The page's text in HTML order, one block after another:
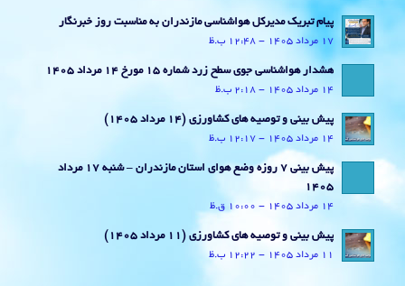
پیام تبریک مدیرکل هواشناسی مازندران به مناسبت روز خبرنگار
17 مرداد 1405 - 12:48 ب.ظ
هشدار هواشناسی جوی سطح زرد شماره 15 مورخ 14 مرداد 1405
14 مرداد 1405 - 2:18 ب.ظ
پیش بینی و توصیه های کشاورزی (14 مرداد ۱۴۰۵)
14 مرداد 1405 - 12:17 ب.ظ
پیش بینی 7 روزه وضع هوای استان مازندران – شنبه 17 مرداد
1405
14 مرداد 1405 - 10:00 ق.ظ
پیش بینی و توصیه های کشاورزی (11 مرداد ۱۴۰۵)
11 مرداد 1405 - 12:22 ب.ظ